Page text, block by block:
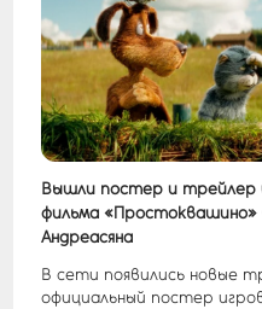
Вышли постер и трейлер
фильма «Простоквашино»
Андреасяна
В сети появились новые
официальный постер